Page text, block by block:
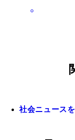
社会ニュース